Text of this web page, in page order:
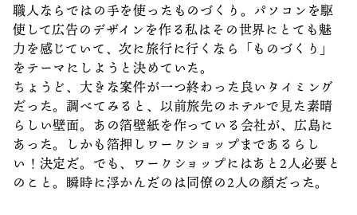
職人ならではの手を使ったものづくり。パソコンを駆
使して広告のデザインを作る私はその世界にとても魅
力を感じていて、次に旅行に行くなら「ものづくり」
をテーマにしようと決めていた。
ちょうど、大きな案件が一つ終わった良いタイミング
だった。調べてみると、以前旅先のホテルで見た素晴
らしい壁面。あの箔壁紙を作っている会社が、広島に
あった。しかも箔押しワークショップまであるらし
い！決定だ。でも、ワークショップにはあと2人必要と
のこと。瞬時に浮かんだのは同僚の2人の顔だった。